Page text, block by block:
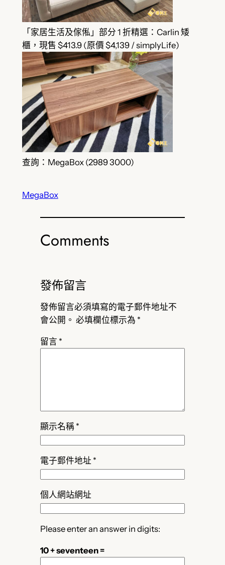
「家居生活及傢俬」部分 1 折精選：Carlin 矮
櫃，現售 $413.9 (原價 $4,139 / simplyLife)
查詢：MegaBox (2989 3000)
MegaBox
Comments
發佈留言
發佈留言必須填寫的電子郵件地址不
會公開。 必填欄位標示為 *
留言 *
顯示名稱 *
電子郵件地址 *
個人網站網址
Please enter an answer in digits:
10 + seventeen =